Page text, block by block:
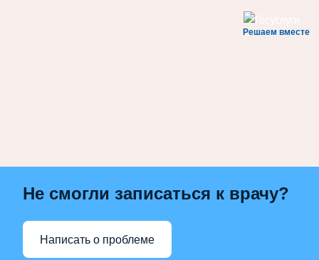
Решаем вместе
Не смогли записаться к врачу?
Написать о проблеме